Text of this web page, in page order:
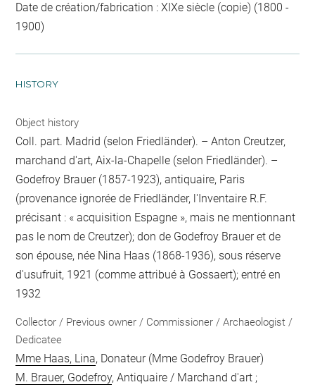
Date de création/fabrication : XIXe siècle (copie) (1800 -
1900)
HISTORY
Object history
Coll. part. Madrid (selon Friedländer). – Anton Creutzer,
marchand d'art, Aix-la-Chapelle (selon Friedländer). –
Godefroy Brauer (1857-1923), antiquaire, Paris
(provenance ignorée de Friedländer, l'Inventaire R.F.
précisant : « acquisition Espagne », mais ne mentionnant
pas le nom de Creutzer); don de Godefroy Brauer et de
son épouse, née Nina Haas (1868-1936), sous réserve
d'usufruit, 1921 (comme attribué à Gossaert); entré en
1932
Collector / Previous owner / Commissioner / Archaeologist /
Dedicatee
Mme Haas, Lina, Donateur (Mme Godefroy Brauer)
M. Brauer, Godefroy, Antiquaire / Marchand d'art ;